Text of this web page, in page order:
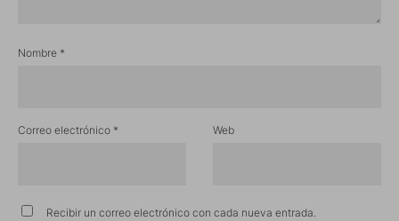
Nombre *
Correo electrónico * Web
Recibir un correo electrónico con cada nueva entrada.